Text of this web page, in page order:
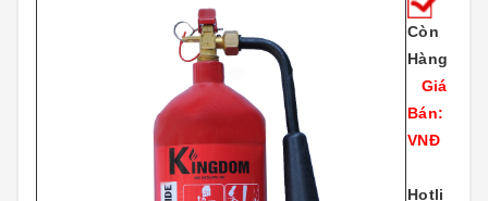
Còn
Hàng
Giá
Bán:
VNĐ
Hotli